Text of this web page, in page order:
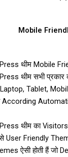
Mobile
थीम Mobile
थीम सभी
Tablet,
थीम का Visitors
User Friendly
ऐसी होती हैं जो